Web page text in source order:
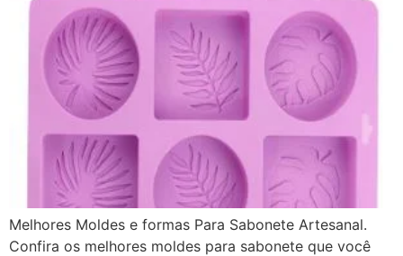
Melhores Moldes e formas Para Sabonete Artesanal.
Confira os melhores moldes para sabonete que você